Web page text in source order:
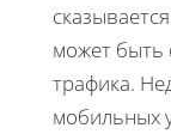
может быть
трафика.
мобильных